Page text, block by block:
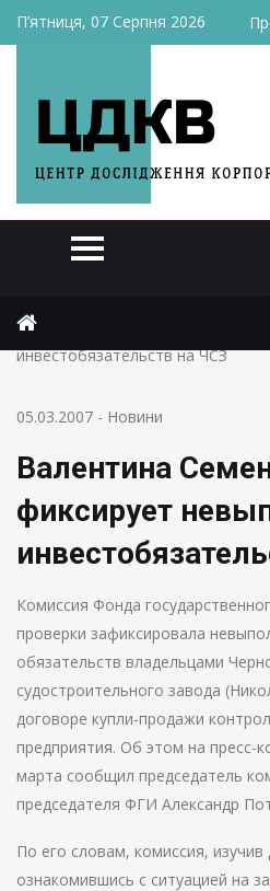
П’ятниця, 07 Серпня 2026
Валентина Семенюк фиксирует
инвестобязательств на ЧСЗ
05.03.2007 - Новини
Валентина
фиксирует
Комиссия Фонда
проверки зафиксировала
обязательств владельцами
судостроительного завода
договоре купли-продажи
предприятия. Об этом на пресс-
марта сообщил председатель
председателя ФГИ Александр
По его словам, комиссия,
ознакомившись с ситуацией на